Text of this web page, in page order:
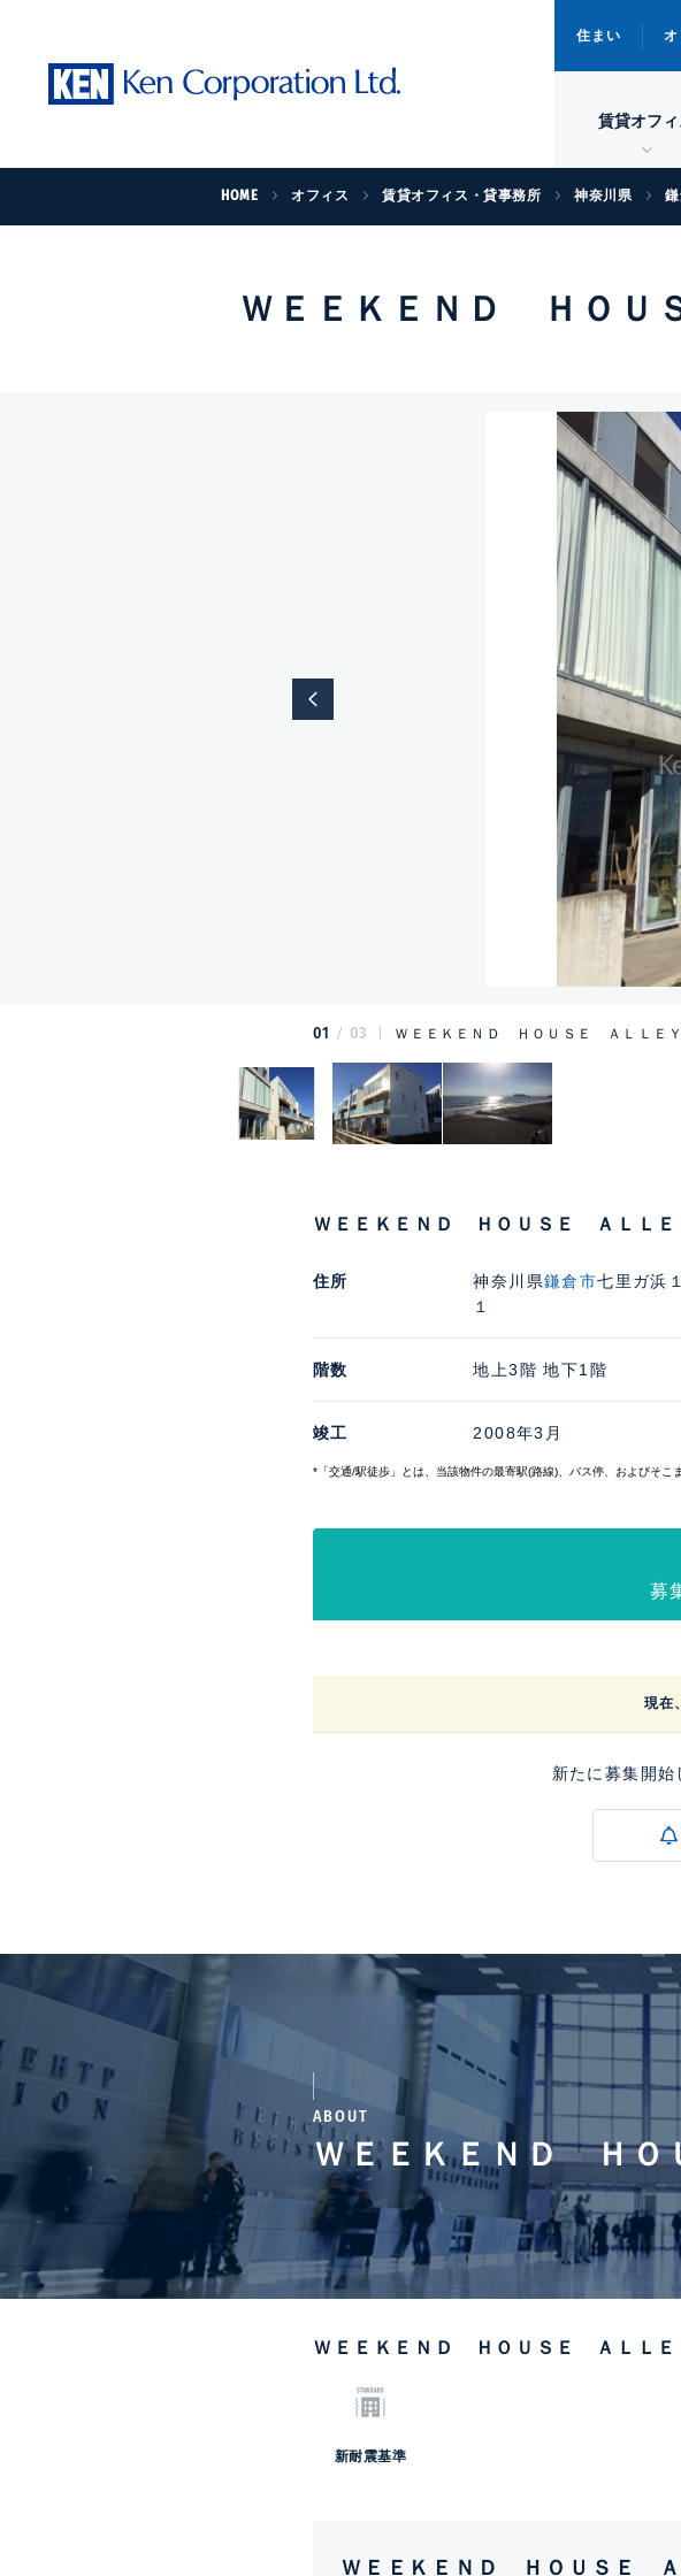
住まい
賃貸オフィ
HOME オフィス 賃貸オフィス・貸事務所 神奈川県
ＷＥＥＫＥＮＤ ＨＯＵ
01 03 ＷＥＥＫＥＮＤ ＨＯＵＳＥ ＡＬＬＥ
ＷＥＥＫＥＮＤ ＨＯＵＳＥ ＡＬＬＥ
住所 神奈川県鎌倉市七里ガ浜
１
階数 地上3階 地下1階
竣工 2008年3月
*「交通/駅徒歩」とは、当該物件の最寄駅(路線)、バス停、およびそこ
募
現在
新たに募集開始
ABOUT
ＷＥＥＫＥＮＤ Ｈ
ＷＥＥＫＥＮＤ ＨＯＵＳＥ ＡＬＬＥ
新耐震基準
ＷＥＥＫＥＮＤ ＨＯＵＳＥ Ａ